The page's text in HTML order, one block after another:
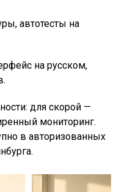
автотесты на
на русском,
для скорой —
мониторинг.
в авторизованных